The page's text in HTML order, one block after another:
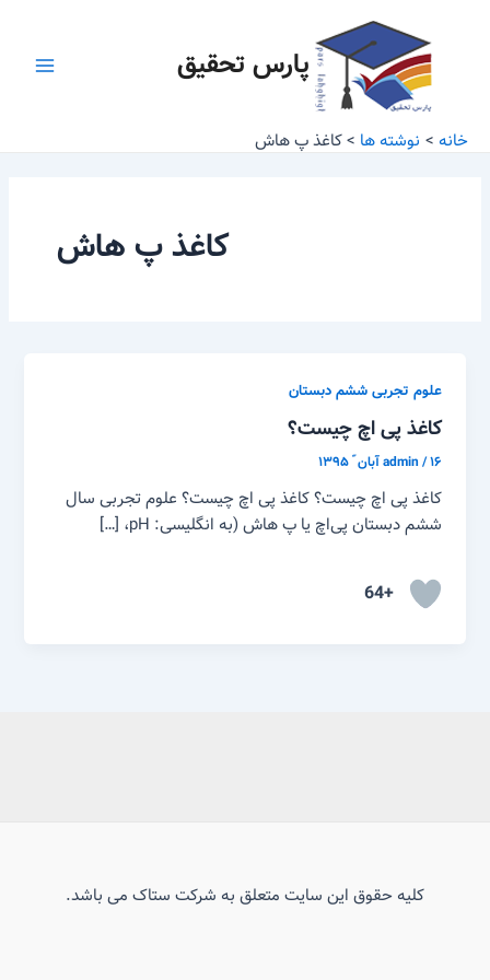
پارس تحقیق
خانه نوشته ها کاغذ پ هاش
کاغذ پ هاش
علوم تجربی ششم دبستان
کاغذ پی اچ چیست؟
admin/۱۶ آبان ّ ۱۳۹۵
کاغذ پی اچ چیست؟ کاغذ پی اچ چیست؟ علوم تجربی سال
ششم دبستان پی‌اچ یا پ هاش (به انگلیسی: pH، […]
+64
کلیه حقوق این سایت متعلق به شرکت ستاک می باشد.